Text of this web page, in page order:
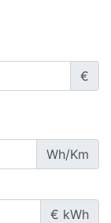
€
Wh/Km
€ kWh